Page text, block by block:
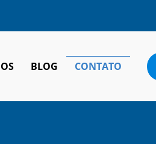
BLOG CONTATO